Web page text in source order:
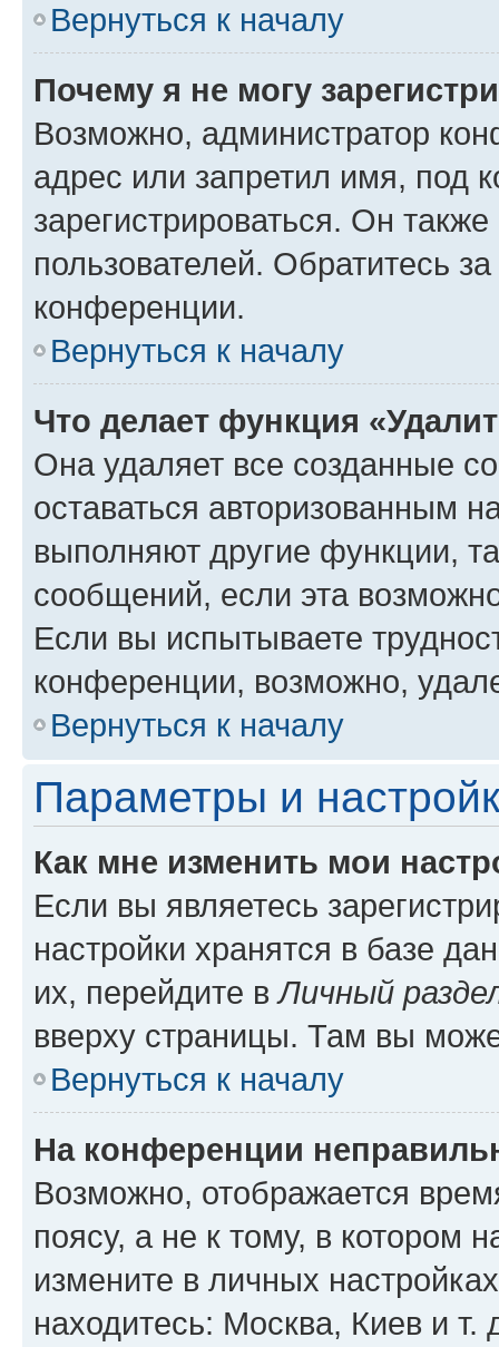
Вернуться к началу
Почему я не могу
Возможно, администратор
адрес или запретил имя, под
зарегистрироваться. Он
пользователей. Обратитесь
конференции.
Вернуться к началу
Что делает функция
Она удаляет все созданные
оставаться авторизованным
выполняют другие функции,
сообщений, если эта
Если вы испытываете
конференции, возможно,
Вернуться к началу
Параметры и
Как мне изменить мои
Если вы являетесь
настройки хранятся в базе
их, перейдите вЛичный
вверху страницы. Там вы
Вернуться к началу
На конференции
Возможно, отображается
поясу, а не к тому, в котором
измените в личных
находитесь: Москва, Киев и т.